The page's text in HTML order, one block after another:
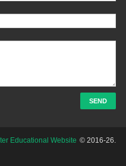
Educational Website © 2016-26.